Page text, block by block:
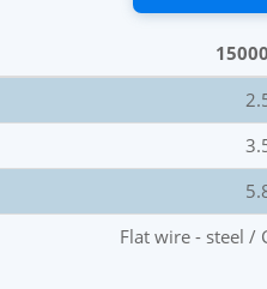
Flat wire - steel /